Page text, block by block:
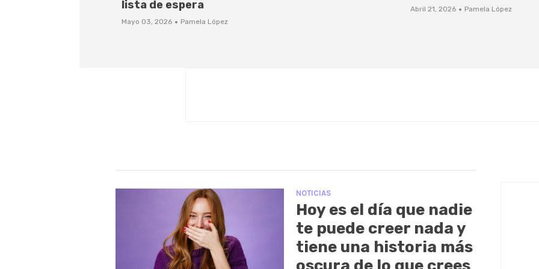
lista de espera
Mayo 03, 2026 · Pamela López
Abril 21, 2026 · Pamela López
NOTICIAS
Hoy es el día que nadie
te puede creer nada y
tiene una historia más